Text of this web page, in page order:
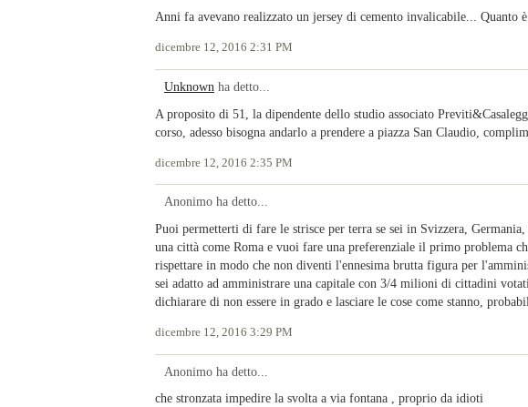
Anni fa avevano realizzato un jersey di cemento invalicabile... Quanto
dicembre 12, 2016 2:31 PM
Unknown ha detto...
A proposito di 51, la dipendente dello studio associato
corso, adesso bisogna andarlo a prendere a piazza San Claudio,
dicembre 12, 2016 2:35 PM
Anonimo ha detto...
Puoi permetterti di fare le strisce per terra se sei in Svizzera,
una città come Roma e vuoi fare una preferenziale il primo problema
rispettare in modo che non diventi l'ennesima brutta figura per
sei adatto ad amministrare una capitale con 3/4 milioni di cittadini
dichiarare di non essere in grado e lasciare le cose come stanno,
dicembre 12, 2016 3:29 PM
Anonimo ha detto...
che stronzata impedire la svolta a via fontana , proprio da idioti